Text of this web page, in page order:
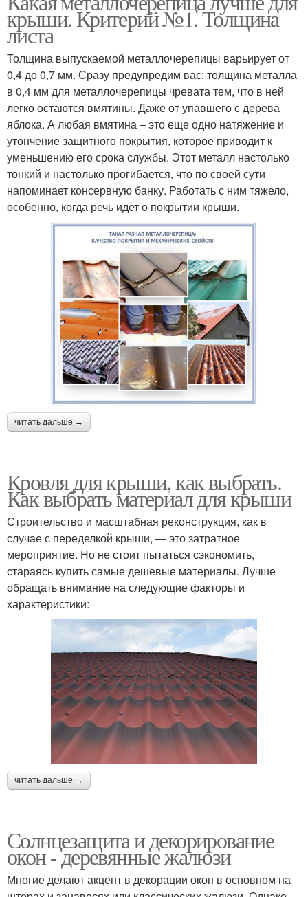
крыши. Критерий №1. Толщина
листа
Толщина выпускаемой металлочерепицы варьирует от
0,4 до 0,7 мм. Сразу предупредим вас: толщина металла
в 0,4 мм для металлочерепицы чревата тем, что в ней
легко остаются вмятины. Даже от упавшего с дерева
яблока. А любая вмятина – это еще одно натяжение и
утончение защитного покрытия, которое приводит к
уменьшению его срока службы. Этот металл настолько
тонкий и настолько прогибается, что по своей сути
напоминает консервную банку. Работать с ним тяжело,
особенно, когда речь идет о покрытии крыши.
читать дальше →
Кровля для крыши, как выбрать.
Как выбрать материал для крыши
Строительство и масштабная реконструкция, как в
случае с переделкой крыши, — это затратное
мероприятие. Но не стоит пытаться сэкономить,
стараясь купить самые дешевые материалы. Лучше
обращать внимание на следующие факторы и
характеристики:
читать дальше →
Солнцезащита и декорирование
окон - деревянные жалюзи
Многие делают акцент в декорации окон в основном на